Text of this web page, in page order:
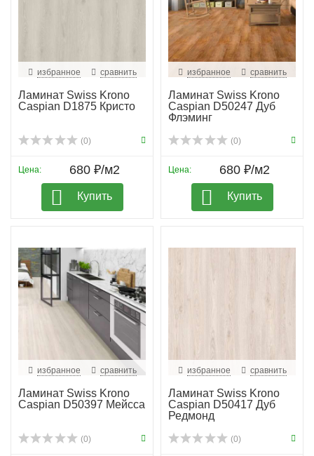
избранное сравнить
Ламинат Swiss Krono
Caspian D1875 Кристо
(0)
Цена: 680 ₽/м2
Купить
избранное сравнить
Ламинат Swiss Krono
Caspian D50247 Дуб
Флэминг
(0)
Цена: 680 ₽/м2
Купить
избранное сравнить
Ламинат Swiss Krono
Caspian D50397 Мейсса
(0)
избранное сравнить
Ламинат Swiss Krono
Caspian D50417 Дуб
Редмонд
(0)